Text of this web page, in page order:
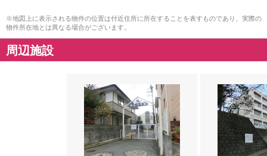
※地図上に表示される物件の位置は付近住所に所在することを表すものであり、実際の
物件所在地とは異なる場合がございます。
周辺施設